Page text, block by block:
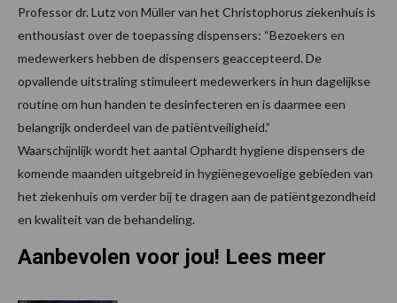
Professor dr. Lutz von Müller van het Christophorus ziekenhuis is
enthousiast over de toepassing dispensers: “Bezoekers en
medewerkers hebben de dispensers geaccepteerd. De
opvallende uitstraling stimuleert medewerkers in hun dagelijkse
routine om hun handen te desinfecteren en is daarmee een
belangrijk onderdeel van de patiëntveiligheid.”
Waarschijnlijk wordt het aantal Ophardt hygiene dispensers de
komende maanden uitgebreid in hygiënegevoelige gebieden van
het ziekenhuis om verder bij te dragen aan de patiëntgezondheid
en kwaliteit van de behandeling.
Aanbevolen voor jou! Lees meer